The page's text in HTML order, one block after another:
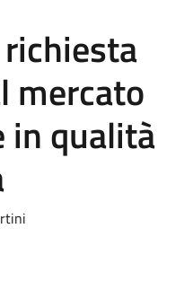
mercato
in qualità